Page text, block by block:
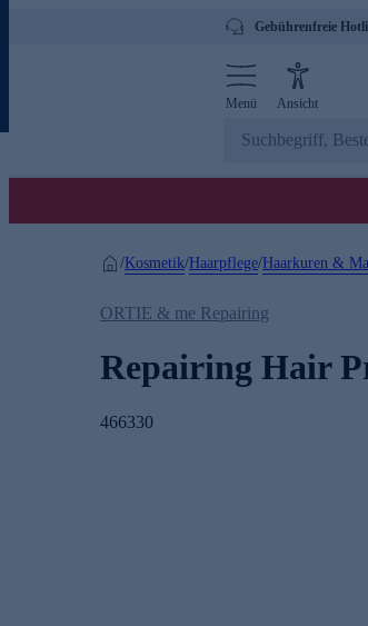
Gebührenfreie
Menü Ansicht
/Kosmetik/Haarpflege/Haarkuren &
ORTIE & me Repairing
Repairing Hair
466330